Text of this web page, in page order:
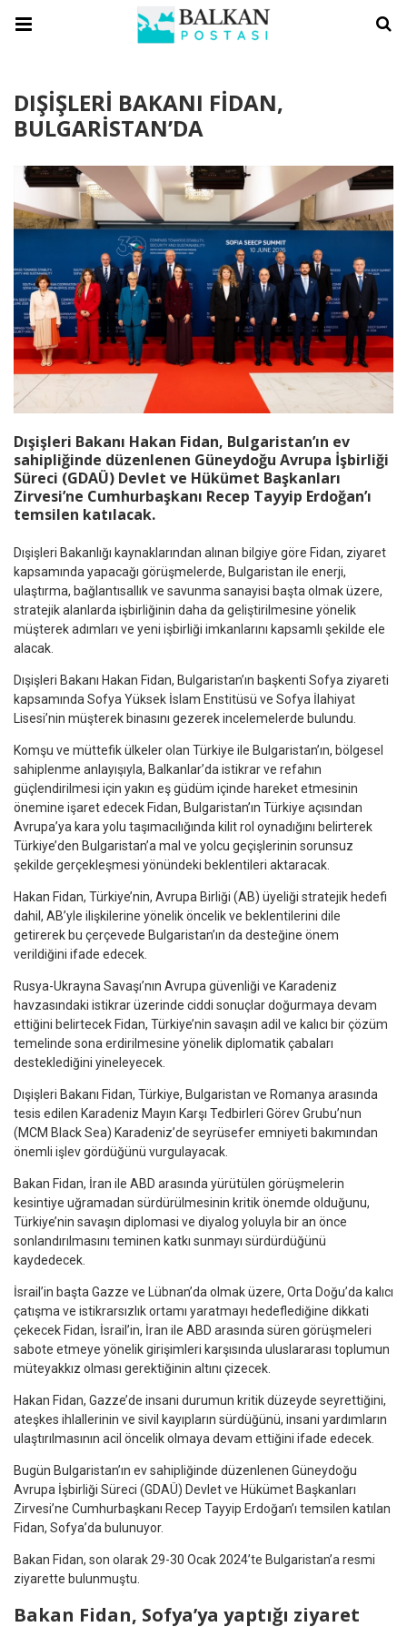
DIŞİŞLERİ BAKANI FİDAN,
BULGARİSTAN’DA
Dışişleri Bakanı Hakan Fidan, Bulgaristan’ın ev
sahipliğinde düzenlenen Güneydoğu Avrupa İşbirliği
Süreci (GDAÜ) Devlet ve Hükümet Başkanları
Zirvesi’ne Cumhurbaşkanı Recep Tayyip Erdoğan’ı
temsilen katılacak.
Dışişleri Bakanlığı kaynaklarından alınan bilgiye göre Fidan, ziyaret
kapsamında yapacağı görüşmelerde, Bulgaristan ile enerji,
ulaştırma, bağlantısallık ve savunma sanayisi başta olmak üzere,
stratejik alanlarda işbirliğinin daha da geliştirilmesine yönelik
müşterek adımları ve yeni işbirliği imkanlarını kapsamlı şekilde ele
alacak.
Dışişleri Bakanı Hakan Fidan, Bulgaristan’ın başkenti Sofya ziyareti
kapsamında Sofya Yüksek İslam Enstitüsü ve Sofya İlahiyat
Lisesi’nin müşterek binasını gezerek incelemelerde bulundu.
Komşu ve müttefik ülkeler olan Türkiye ile Bulgaristan’ın, bölgesel
sahiplenme anlayışıyla, Balkanlar’da istikrar ve refahın
güçlendirilmesi için yakın eş güdüm içinde hareket etmesinin
önemine işaret edecek Fidan, Bulgaristan’ın Türkiye açısından
Avrupa’ya kara yolu taşımacılığında kilit rol oynadığını belirterek
Türkiye’den Bulgaristan’a mal ve yolcu geçişlerinin sorunsuz
şekilde gerçekleşmesi yönündeki beklentileri aktaracak.
Hakan Fidan, Türkiye’nin, Avrupa Birliği (AB) üyeliği stratejik hedefi
dahil, AB’yle ilişkilerine yönelik öncelik ve beklentilerini dile
getirerek bu çerçevede Bulgaristan’ın da desteğine önem
verildiğini ifade edecek.
Rusya-Ukrayna Savaşı’nın Avrupa güvenliği ve Karadeniz
havzasındaki istikrar üzerinde ciddi sonuçlar doğurmaya devam
ettiğini belirtecek Fidan, Türkiye’nin savaşın adil ve kalıcı bir çözüm
temelinde sona erdirilmesine yönelik diplomatik çabaları
desteklediğini yineleyecek.
Dışişleri Bakanı Fidan, Türkiye, Bulgaristan ve Romanya arasında
tesis edilen Karadeniz Mayın Karşı Tedbirleri Görev Grubu’nun
(MCM Black Sea) Karadeniz’de seyrüsefer emniyeti bakımından
önemli işlev gördüğünü vurgulayacak.
Bakan Fidan, İran ile ABD arasında yürütülen görüşmelerin
kesintiye uğramadan sürdürülmesinin kritik önemde olduğunu,
Türkiye’nin savaşın diplomasi ve diyalog yoluyla bir an önce
sonlandırılmasını teminen katkı sunmayı sürdürdüğünü
kaydedecek.
İsrail’in başta Gazze ve Lübnan’da olmak üzere, Orta Doğu’da kalıcı
çatışma ve istikrarsızlık ortamı yaratmayı hedeflediğine dikkati
çekecek Fidan, İsrail’in, İran ile ABD arasında süren görüşmeleri
sabote etmeye yönelik girişimleri karşısında uluslararası toplumun
müteyakkız olması gerektiğinin altını çizecek.
Hakan Fidan, Gazze’de insani durumun kritik düzeyde seyrettiğini,
ateşkes ihlallerinin ve sivil kayıpların sürdüğünü, insani yardımların
ulaştırılmasının acil öncelik olmaya devam ettiğini ifade edecek.
Bugün Bulgaristan’ın ev sahipliğinde düzenlenen Güneydoğu
Avrupa İşbirliği Süreci (GDAÜ) Devlet ve Hükümet Başkanları
Zirvesi’ne Cumhurbaşkanı Recep Tayyip Erdoğan’ı temsilen katılan
Fidan, Sofya’da bulunuyor.
Bakan Fidan, son olarak 29-30 Ocak 2024’te Bulgaristan’a resmi
ziyarette bulunmuştu.
Bakan Fidan, Sofya’ya yaptığı ziyaret